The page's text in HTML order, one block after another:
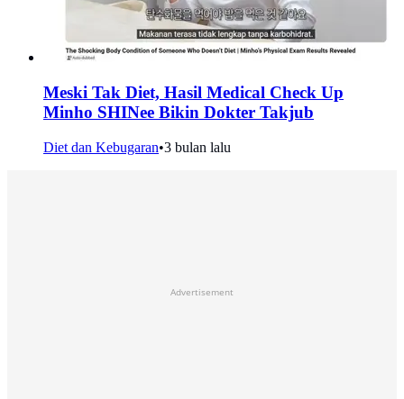
Meski Tak Diet, Hasil Medical Check Up
Minho SHINee Bikin Dokter Takjub
Diet dan Kebugaran•3 bulan lalu
Advertisement